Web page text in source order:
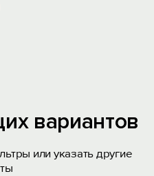
вариантов
или указать другие